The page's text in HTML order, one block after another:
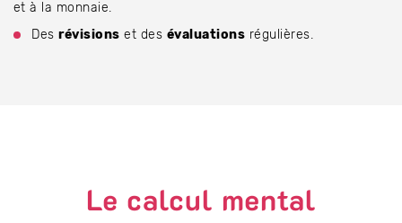
et à la monnaie.
Desrévisions et des évaluations régulières.
Le calcul mental